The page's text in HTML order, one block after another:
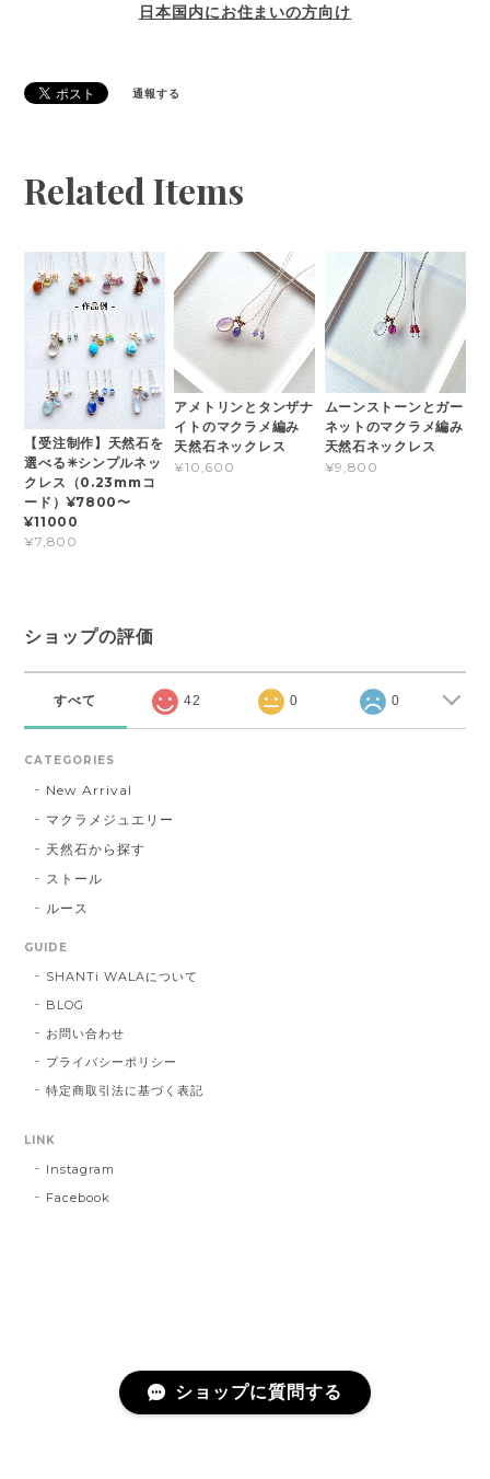
日本国内にお住まいの方向け
通報する
Related Items
【受注制作】天然石を
選べる✳︎シンプルネッ
クレス（0.23mmコ
ード）¥7800〜
¥11000
¥7,800
アメトリンとタンザナ
イトのマクラメ編み
天然石ネックレス
¥10,600
ムーンストーンとガー
ネットのマクラメ編み
天然石ネックレス
¥9,800
ショップの評価
すべて 42 0 0
CATEGORIES
New Arrival
マクラメジュエリー
天然石から探す
ストール
ルース
GUIDE
SHANTi WALAについて
BLOG
お問い合わせ
プライバシーポリシー
特定商取引法に基づく表記
LINK
Instagram
Facebook
ショップに質問する